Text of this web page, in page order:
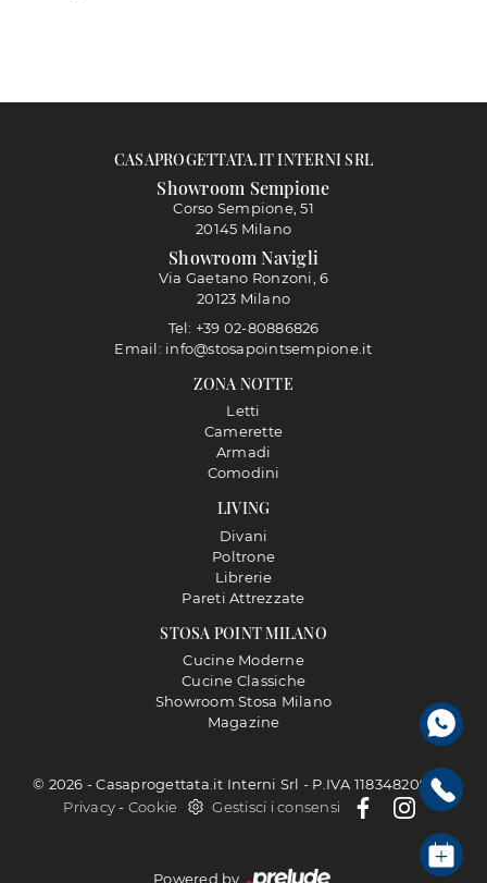
STOSA POINT MILANO
Cucine Moderne
Cucine Classiche
Showroom Stosa Milano
Magazine
LIVING
Divani
Poltrone
Librerie
Pareti Attrezzate
ZONA NOTTE
Letti
Camerette
Armadi
Comodini
CASAPROGETTATA.IT INTERNI SRL
Showroom Sempione
Corso Sempione, 51
20145 Milano
Showroom Navigli
Via Gaetano Ronzoni, 6
20123 Milano
Tel: +39 02-80886826
Email: info@stosapointsempione.it
© 2026 - Casaprogettata.it Interni Srl - P.IVA 11834820968 |
Privacy- Cookie Gestisci i consensi
Powered by